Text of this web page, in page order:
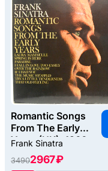
Romantic Songs
From The Early
Years (UK), 1966
Frank Sinatra
34902967 ₽